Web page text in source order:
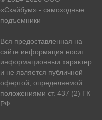
«Скайбум» - самоходные
подъемники
Вся предоставленная на
сайте информация носит
информационный характер
и не является публичной
офертой, определяемой
положениями ст. 437 (2) ГК
РФ.